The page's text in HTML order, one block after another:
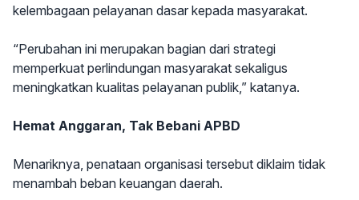
kelembagaan pelayanan dasar kepada masyarakat.
“Perubahan ini merupakan bagian dari strategi
memperkuat perlindungan masyarakat sekaligus
meningkatkan kualitas pelayanan publik,” katanya.
Hemat Anggaran, Tak Bebani APBD
Menariknya, penataan organisasi tersebut diklaim tidak
menambah beban keuangan daerah.